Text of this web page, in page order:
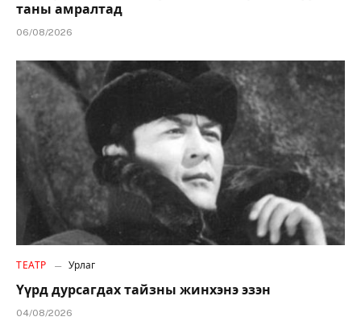
таны амралтад
06/08/2026
ТЕАТР Урлаг
Үүрд дурсагдах тайзны жинхэнэ эзэн
04/08/2026